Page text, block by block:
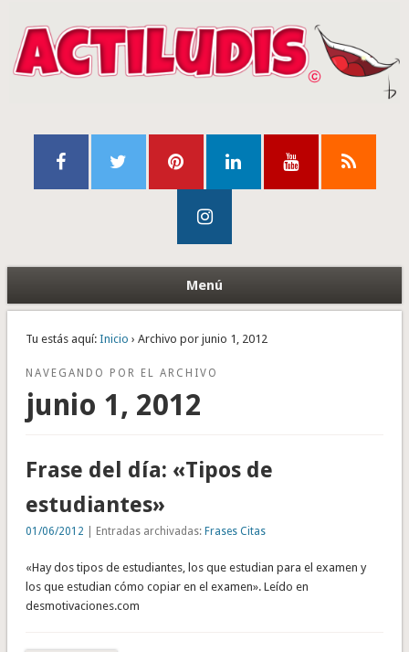
Menú
Tu estás aquí: Inicio › Archivo por junio 1, 2012
NAVEGANDO POR EL ARCHIVO
junio 1, 2012
Frase del día: «Tipos de
estudiantes»
01/06/2012 | Entradas archivadas: Frases Citas
«Hay dos tipos de estudiantes, los que estudian para el examen y
los que estudian cómo copiar en el examen». Leído en
desmotivaciones.com